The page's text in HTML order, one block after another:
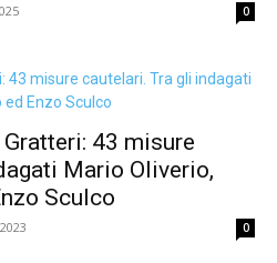
0
43 misure
Mario Oliverio,
Sculco
0